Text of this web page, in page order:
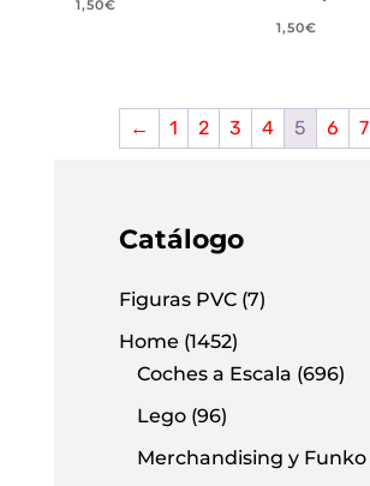
Catálogo
Figuras PVC (7)
Home (1452)
Coches a Escala (696)
Lego (96)
Merchandising y Funko
1,50€
1,50€
← 1 2 3 4 5 6 7